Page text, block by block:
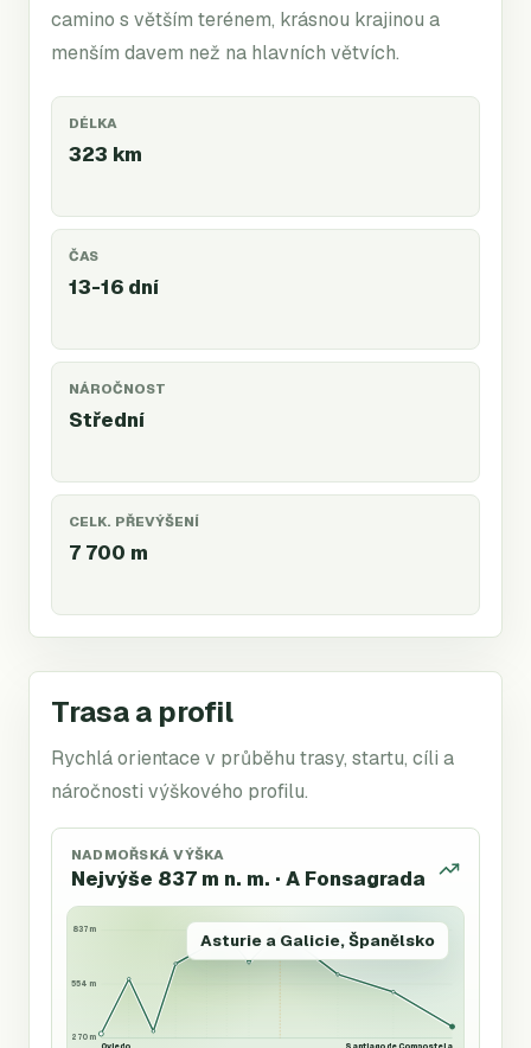
camino s větším terénem, krásnou krajinou a
menším davem než na hlavních větvích.
DÉLKA
323 km
ČAS
13-16 dní
NÁROČNOST
Střední
CELK. PŘEVÝŠENÍ
7 700 m
Trasa a profil
Rychlá orientace v průběhu trasy, startu, cíli a
náročnosti výškového profilu.
NADMOŘSKÁ VÝŠKA
Nejvýše 837 m n. m. · A Fonsagrada
Asturie a Galicie, Španělsko
837 m
554 m
270 m